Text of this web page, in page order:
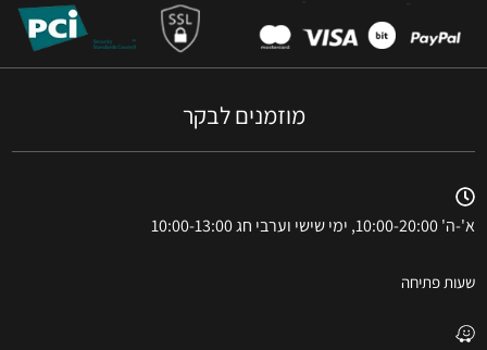
מוזמנים לבקר
א'-ה' 10:00-20:00, ימי שישי וערבי חג 10:00-13:00
שעות פתיחה